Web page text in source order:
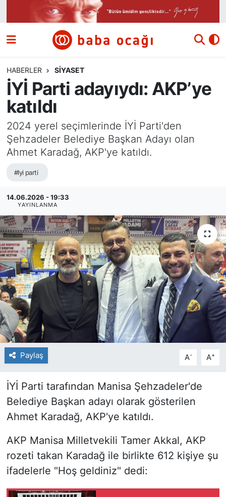
HABERLER SIYASET
İYİ Parti adayıydı: AKP’ye
katıldı
2024 yerel seçimlerinde İYİ Parti'den
Şehzadeler Belediye Başkan Adayı olan
Ahmet Karadağ, AKP'ye katıldı.
#Iyi parti
14.06.2026 - 19:33
YAYINLANMA
Paylaş A- A+
İYİ Parti tarafından Manisa Şehzadeler'de
Belediye Başkan adayı olarak gösterilen
Ahmet Karadağ, AKP'ye katıldı.
AKP Manisa Milletvekili Tamer Akkal, AKP
rozeti takan Karadağ ile birlikte 612 kişiye şu
ifadelerle "Hoş geldiniz" dedi:
Siyaset
Ekonomi
Dünya
Kültür ve Sanat
Eğitim
Bilim ve Teknoloji
Yazı Dizisi
Nöbetçi Eczaneler
Hava Durumu
Namaz Vakitleri
Trafik Durumu
Süper Lig Puan Durumu ve Fikstür
Tüm Manşetler
Son Dakika Haberleri
Haber Arşivi